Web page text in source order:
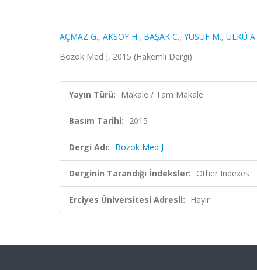
AÇMAZ G., AKSOY H., BAŞAK C., YUSUF M., ÜLKÜ A.
Bozok Med J, 2015 (Hakemli Dergi)
Yayın Türü: Makale / Tam Makale
Basım Tarihi: 2015
Dergi Adı: Bozok Med J
Derginin Tarandığı İndeksler: Other Indexes
Erciyes Üniversitesi Adresli: Hayır